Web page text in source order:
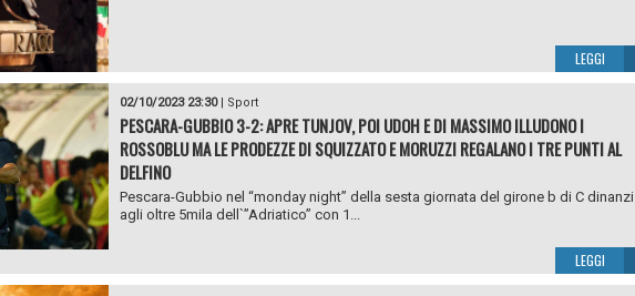
LEGGI
02/10/2023 23:30| Sport
PESCARA-GUBBIO 3-2: APRE TUNJOV, POI UDOH E DI MASSIMO ILLUDONO I
ROSSOBLU MA LE PRODEZZE DI SQUIZZATO E MORUZZI REGALANO I TRE PUNTI AL
DELFINO
Pescara-Gubbio nel “monday night” della sesta giornata del girone b di C dinanzi
agli oltre 5mila dell`”Adriatico” con 1...
LEGGI